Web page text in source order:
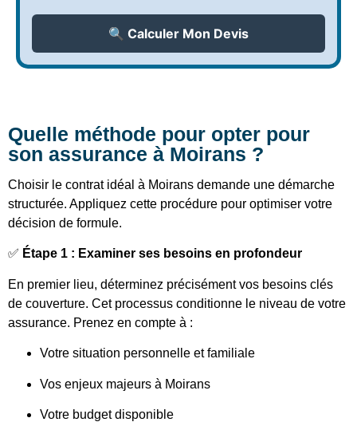
🔍 Calculer Mon Devis
Quelle méthode pour opter pour
son assurance à Moirans ?
Choisir le contrat idéal à Moirans demande une démarche
structurée. Appliquez cette procédure pour optimiser votre
décision de formule.
✅ Étape 1 : Examiner ses besoins en profondeur
En premier lieu, déterminez précisément vos besoins clés
de couverture. Cet processus conditionne le niveau de votre
assurance. Prenez en compte à :
Votre situation personnelle et familiale
Vos enjeux majeurs à Moirans
Votre budget disponible